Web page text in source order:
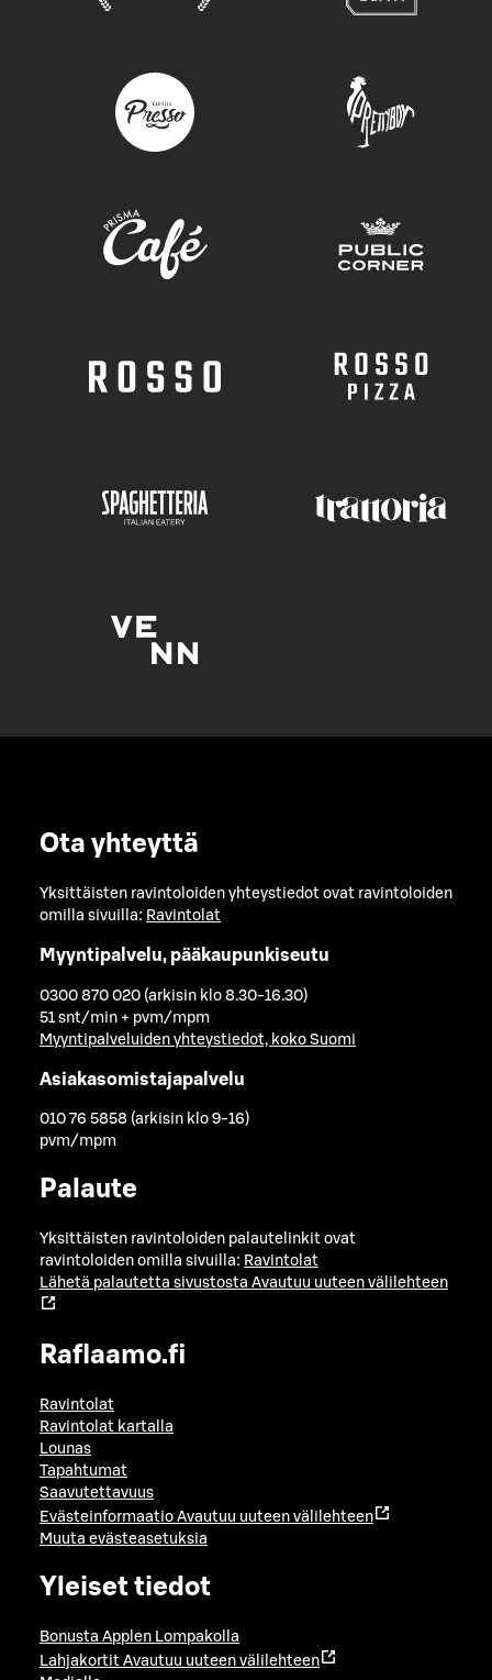
Ota yhteyttä
Yksittäisten ravintoloiden yhteystiedot ovat ravintoloiden
omilla sivuilla: Ravintolat
Myyntipalvelu, pääkaupunkiseutu
0300 870 020 (arkisin klo 8.30-16.30)
51 snt/min + pvm/mpm
Myyntipalveluiden yhteystiedot, koko Suomi
Asiakasomistajapalvelu
010 76 5858 (arkisin klo 9-16)
pvm/mpm
Palaute
Yksittäisten ravintoloiden palautelinkit ovat
ravintoloiden omilla sivuilla: Ravintolat
Lähetä palautetta sivustosta Avautuu uuteen välilehteen
Raflaamo.fi
Ravintolat
Ravintolat kartalla
Lounas
Tapahtumat
Saavutettavuus
Evästeinformaatio Avautuu uuteen välilehteen
Muuta evästeasetuksia
Yleiset tiedot
Bonusta Applen Lompakolla
Lahjakortit Avautuu uuteen välilehteen